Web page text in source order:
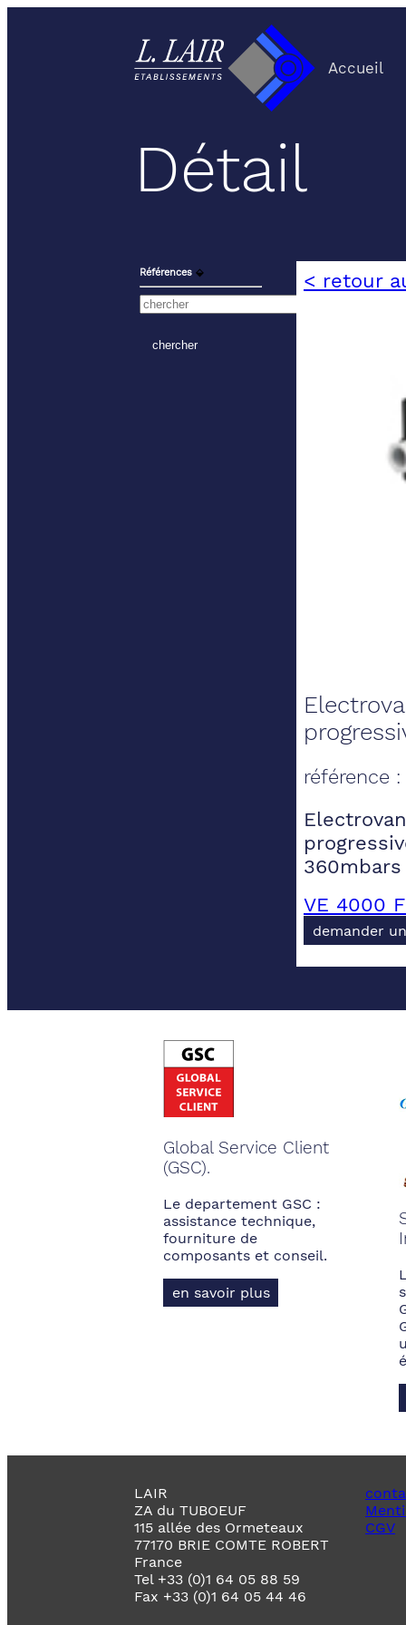
Accueil
Détail
Références ⬙ < retour
référence :
VE 4000
demander
Global Service Client
(GSC).
Le departement GSC :
assistance technique,
fourniture de
composants et conseil.
en savoir plus
LAIR
ZA du TUBOEUF
115 allée des Ormeteaux
77170 BRIE COMTE ROBERT
France
Tel +33 (0)1 64 05 88 59
Fax +33 (0)1 64 05 44 46
CGV